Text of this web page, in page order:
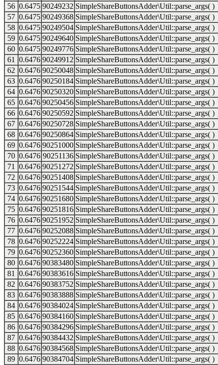
56 0.6475 90249232 SimpleShareButtonsAdder\Util::parse_args( )
57 0.6475 90249368 SimpleShareButtonsAdder\Util::parse_args( )
58 0.6475 90249504 SimpleShareButtonsAdder\Util::parse_args( )
59 0.6475 90249640 SimpleShareButtonsAdder\Util::parse_args( )
60 0.6475 90249776 SimpleShareButtonsAdder\Util::parse_args( )
61
0.6476 90249912 SimpleShareButtonsAdder\Util::parse_args( )
62 0.6476 90250048 SimpleShareButtonsAdder\Util::parse_args( )
63 0.6476 90250184 SimpleShareButtonsAdder\Util::parse_args( )
64 0.6476 90250320 SimpleShareButtonsAdder\Util::parse_args( )
65 0.6476 90250456 SimpleShareButtonsAdder\Util::parse_args( )
66 0.6476 90250592 SimpleShareButtonsAdder\Util::parse_args( )
67 0.6476 90250728 SimpleShareButtonsAdder\Util::parse_args( )
68 0.6476 90250864 SimpleShareButtonsAdder\Util::parse_args( )
69 0.6476 90251000 SimpleShareButtonsAdder\Util::parse_args( )
70 0.6476 90251136 SimpleShareButtonsAdder\Util::parse_args( )
71
0.6476 90251272 SimpleShareButtonsAdder\Util::parse_args( )
72 0.6476 90251408 SimpleShareButtonsAdder\Util::parse_args( )
73 0.6476 90251544 SimpleShareButtonsAdder\Util::parse_args( )
74 0.6476 90251680 SimpleShareButtonsAdder\Util::parse_args( )
75 0.6476 90251816 SimpleShareButtonsAdder\Util::parse_args( )
76 0.6476 90251952 SimpleShareButtonsAdder\Util::parse_args( )
77 0.6476 90252088 SimpleShareButtonsAdder\Util::parse_args( )
78 0.6476 90252224 SimpleShareButtonsAdder\Util::parse_args( )
79 0.6476 90252360 SimpleShareButtonsAdder\Util::parse_args( )
80 0.6476 90383480 SimpleShareButtonsAdder\Util::parse_args( )
81
0.6476 90383616 SimpleShareButtonsAdder\Util::parse_args( )
82 0.6476 90383752 SimpleShareButtonsAdder\Util::parse_args( )
83 0.6476 90383888 SimpleShareButtonsAdder\Util::parse_args( )
84 0.6476 90384024 SimpleShareButtonsAdder\Util::parse_args( )
85 0.6476 90384160 SimpleShareButtonsAdder\Util::parse_args( )
86 0.6476 90384296 SimpleShareButtonsAdder\Util::parse_args( )
87 0.6476 90384432 SimpleShareButtonsAdder\Util::parse_args( )
88 0.6476 90384568 SimpleShareButtonsAdder\Util::parse_args( )
89 0.6476 90384704 SimpleShareButtonsAdder\Util::parse_args( )